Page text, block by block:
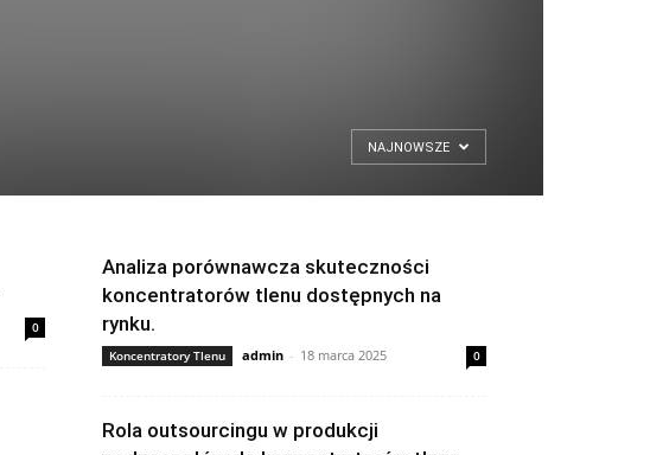
NAJNOWSZE
0
Analiza porównawcza skuteczności
koncentratorów tlenu dostępnych na
rynku.
Koncentratory Tlenu admin - 18 marca 2025 0
Rola outsourcingu w produkcji